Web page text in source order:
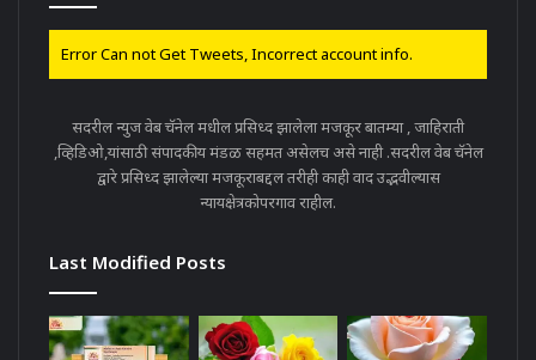
Error Can not Get Tweets, Incorrect account info.
सदरील न्युज वेब चॅनेल मधील प्रसिध्द झालेला मजकूर बातम्या , जाहिराती
,व्हिडिओ,यांसाठी संपादकीय मंडळ सहमत असेलच असे नाही .सदरील वेब चॅनेल
द्वारे प्रसिध्द झालेल्या मजकूराबद्दल तरीही काही वाद उद्भवील्यास
न्यायक्षेत्रकोपरगाव राहील.
Last Modified Posts